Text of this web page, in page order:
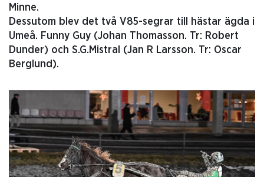
Minne.
Dessutom blev det två V85-segrar till hästar ägda i
Umeå. Funny Guy (Johan Thomasson. Tr: Robert
Dunder) och S.G.Mistral (Jan R Larsson. Tr: Oscar
Berglund).